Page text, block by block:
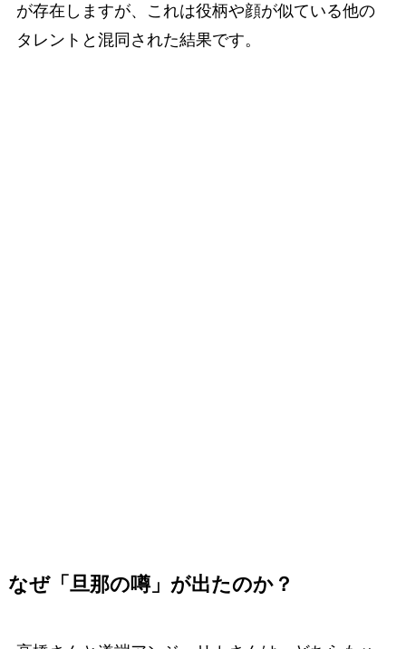
が存在しますが、これは役柄や顔が似ている他の
タレントと混同された結果です。
なぜ「旦那の噂」が出たのか？